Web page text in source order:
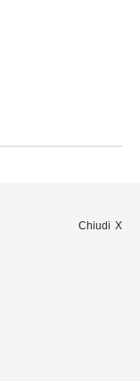
Chiudi